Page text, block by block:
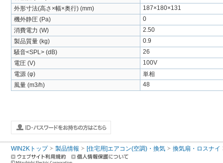
外形寸法(高さ×幅×奥行) (mm)
187×180×131
機外静圧 (Pa)
0
消費電力 (W)
2.50
製品質量 (kg)
0.9
騒音<SPL> (dB)
26
電圧 (V)
100V
電源 (φ)
単相
風量 (m3/h)
48
WIN2Kトップ 製品情報 [住宅用]エアコン(空調)・換気 換気扇・ロスナイ